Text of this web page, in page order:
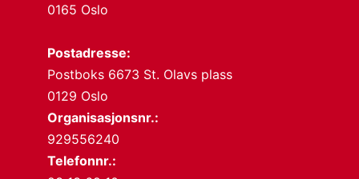
0165 Oslo
Postadresse:
Postboks 6673 St. Olavs plass
0129 Oslo
Organisasjonsnr.:
929556240
Telefonnr.: